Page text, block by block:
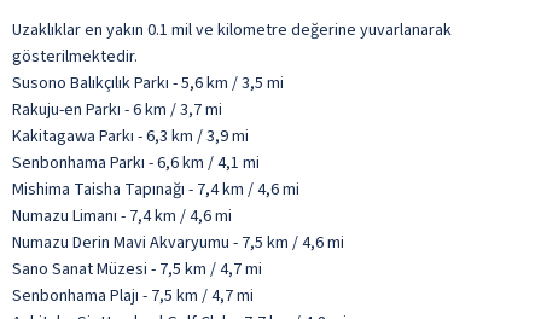
Uzaklıklar en yakın 0.1 mil ve kilometre değerine yuvarlanarak
gösterilmektedir.
Susono Balıkçılık Parkı - 5,6 km / 3,5 mi
Rakuju-en Parkı - 6 km / 3,7 mi
Kakitagawa Parkı - 6,3 km / 3,9 mi
Senbonhama Parkı - 6,6 km / 4,1 mi
Mishima Taisha Tapınağı - 7,4 km / 4,6 mi
Numazu Limanı - 7,4 km / 4,6 mi
Numazu Derin Mavi Akvaryumu - 7,5 km / 4,6 mi
Sano Sanat Müzesi - 7,5 km / 4,7 mi
Senbonhama Plajı - 7,5 km / 4,7 mi